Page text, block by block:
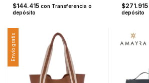
$144.415 con Transferencia o
depósito
$271.915
depósito
Envío gratis